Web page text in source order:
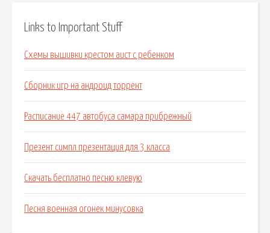
Links to Important Stuff
Схемы вышивки крестом аист с ребенком
Сборник игр на андроид торрент
Расписание 447 автобуса самара прибрежный
Презент симпл презентация для 3 класса
Скачать бесплатно песню клевую
Песня военная огонек минусовка